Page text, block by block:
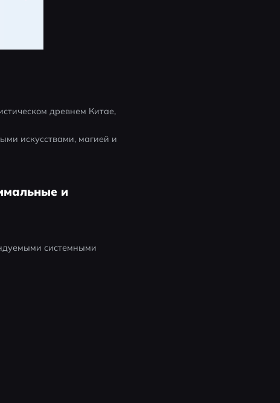
древнем Китае,
искусствами, магией и
и
системными